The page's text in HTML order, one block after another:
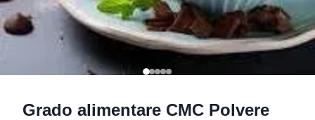
Grado alimentare CMC Polvere